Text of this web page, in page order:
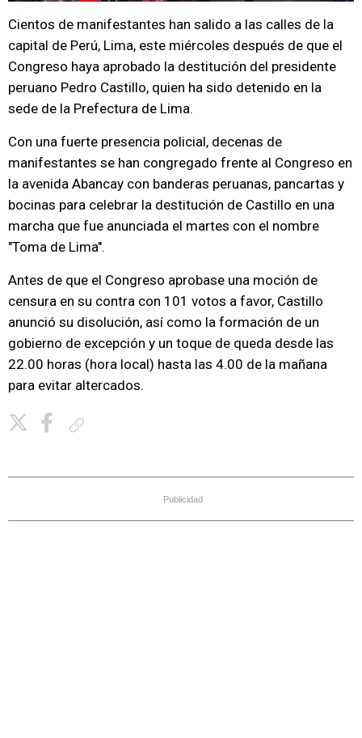
Cientos de manifestantes han salido a las calles de la
capital de Perú, Lima, este miércoles después de que el
Congreso haya aprobado la destitución del presidente
peruano Pedro Castillo, quien ha sido detenido en la
sede de la Prefectura de Lima.
Con una fuerte presencia policial, decenas de
manifestantes se han congregado frente al Congreso en
la avenida Abancay con banderas peruanas, pancartas y
bocinas para celebrar la destitución de Castillo en una
marcha que fue anunciada el martes con el nombre
"Toma de Lima".
Antes de que el Congreso aprobase una moción de
censura en su contra con 101 votos a favor, Castillo
anunció su disolución, así como la formación de un
gobierno de excepción y un toque de queda desde las
22.00 horas (hora local) hasta las 4.00 de la mañana
para evitar altercados.
Publicidad